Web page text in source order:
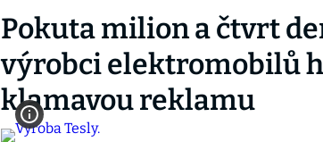
Pokuta milion a čtvrt
výrobci elektromobilů
klamavou reklamu